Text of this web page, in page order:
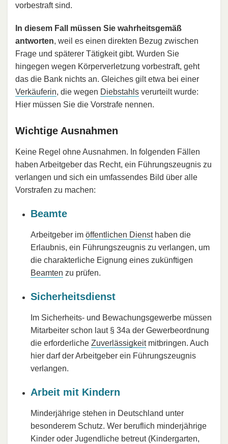
vorbestraft sind.
In diesem Fall müssen Sie wahrheitsgemäß
antworten, weil es einen direkten Bezug zwischen
Frage und späterer Tätigkeit gibt. Wurden Sie
hingegen wegen Körperverletzung vorbestraft, geht
das die Bank nichts an. Gleiches gilt etwa bei einer
Verkäuferin, die wegen Diebstahls verurteilt wurde:
Hier müssen Sie die Vorstrafe nennen.
Wichtige Ausnahmen
Keine Regel ohne Ausnahmen. In folgenden Fällen
haben Arbeitgeber das Recht, ein Führungszeugnis zu
verlangen und sich ein umfassendes Bild über alle
Vorstrafen zu machen:
Beamte
Arbeitgeber im öffentlichen Diensthaben die
Erlaubnis, ein Führungszeugnis zu verlangen, um
die charakterliche Eignung eines zukünftigen
Beamten zu prüfen.
Sicherheitsdienst
Im Sicherheits- und Bewachungsgewerbe müssen
Mitarbeiter schon laut § 34a der Gewerbeordnung
die erforderliche Zuverlässigkeitmitbringen. Auch
hier darf der Arbeitgeber ein Führungszeugnis
verlangen.
Arbeit mit Kindern
Minderjährige stehen in Deutschland unter
besonderem Schutz. Wer beruflich minderjährige
Kinder oder Jugendliche betreut (Kindergarten,